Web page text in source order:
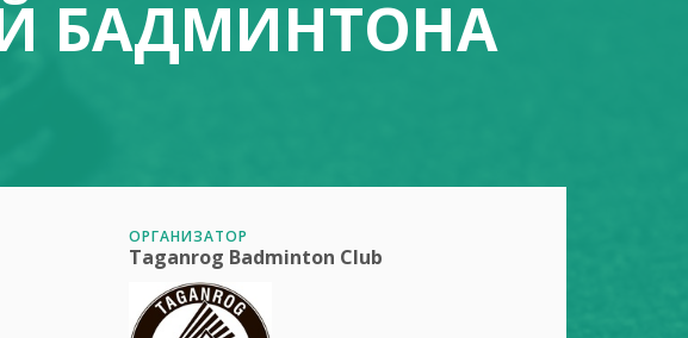
БАДМИНТОНА
ОРГАНИЗАТОР
Taganrog Badminton Club